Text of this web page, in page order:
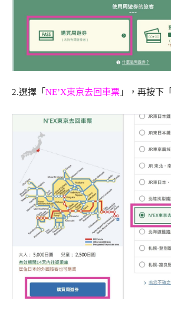
2.選擇「 NE’X東京去回車票 」，再按下「